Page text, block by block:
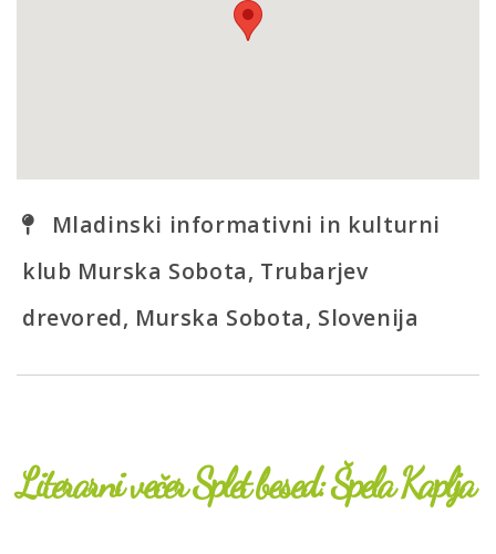
Literarni večer Splet besed: Špela Kaplja
Mladinski informativni in kulturni
klub Murska Sobota, Trubarjev
drevored, Murska Sobota, Slovenija